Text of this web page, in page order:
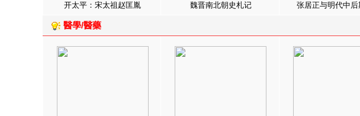
开太平：宋太祖赵匡胤 魏晋南北朝史札记 张居正与明代中后
醫學/醫藥